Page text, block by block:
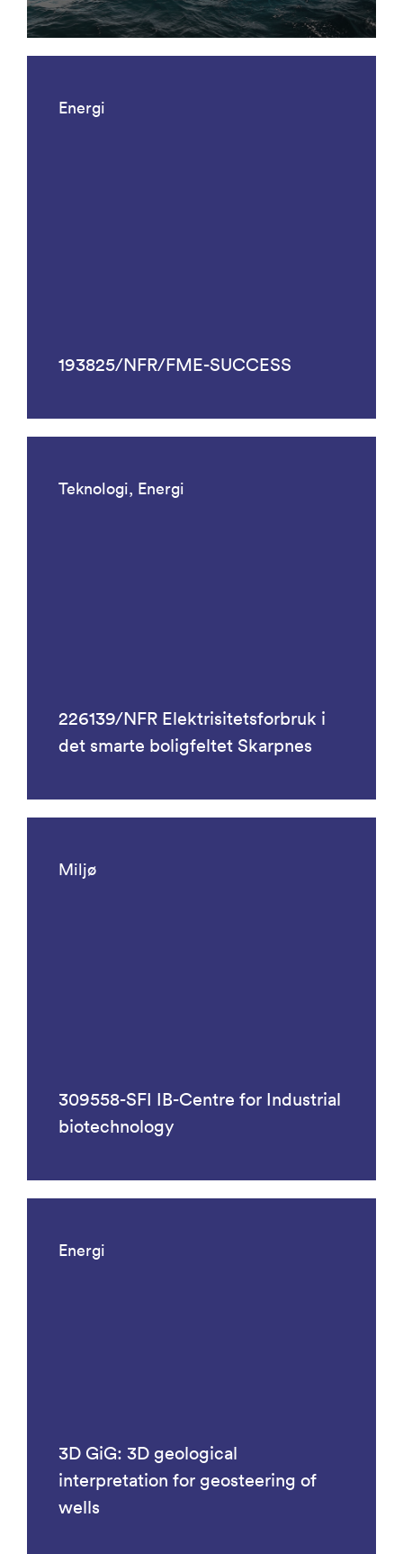
Energi
193825/NFR/FME-SUCCESS
Teknologi, Energi
226139/NFR Elektrisitetsforbruk i
det smarte boligfeltet Skarpnes
Miljø
309558-SFI IB-Centre for Industrial
biotechnology
Energi
3D GiG: 3D geological
interpretation for geosteering of
wells